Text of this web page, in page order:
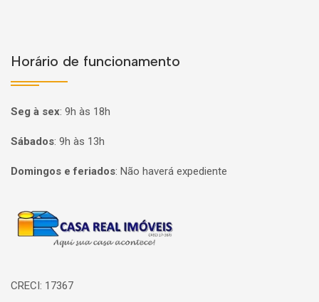
Horário de funcionamento
Seg à sex: 9h às 18h
Sábados: 9h às 13h
Domingos e feriados: Não haverá expediente
Página inicial
CRECI: 17367